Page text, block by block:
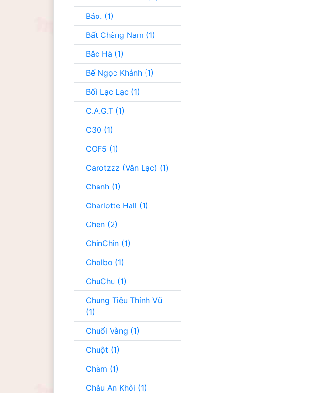
Bảo. (1)
Bất Chàng Nam (1)
Bắc Hà (1)
Bế Ngọc Khánh (1)
Bối Lạc Lạc (1)
C.A.G.T (1)
C30 (1)
COF5 (1)
Carotzzz (Vân Lạc) (1)
Chanh (1)
Charlotte Hall (1)
Chen (2)
ChinChin (1)
Cholbo (1)
ChuChu (1)
Chung Tiêu Thính Vũ
(1)
Chuối Vàng (1)
Chuột (1)
Chàm (1)
Châu An Khôi (1)